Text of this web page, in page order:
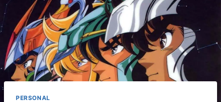
PERSONAL